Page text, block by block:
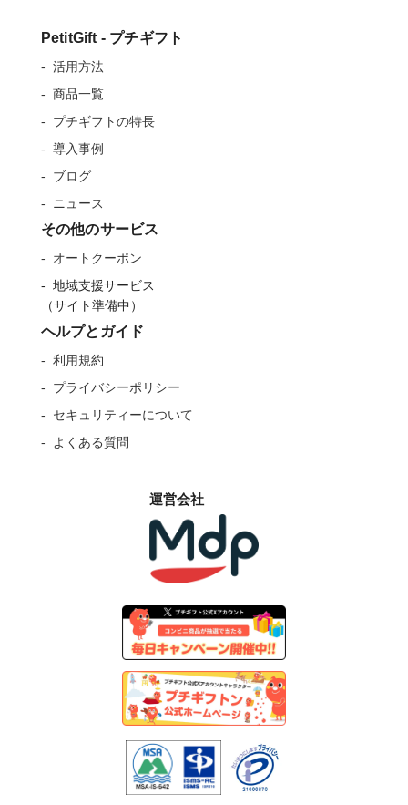
運営会社
PetitGift - プチギフト
活用方法
商品一覧
プチギフトの特長
導入事例
ブログ
ニュース
その他のサービス
オートクーポン
地域支援サービス
（サイト準備中）
ヘルプとガイド
利用規約
プライバシーポリシー
セキュリティーについて
よくある質問